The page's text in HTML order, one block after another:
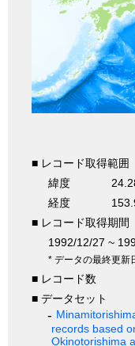
■ レコード取得範囲
緯度
経度
■ レコード取得期間
1992/12/27 ~
* データの最終更新
■ レコード数
■ データセット
records based
Okinotorishima